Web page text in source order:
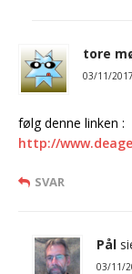
tore
03/11/
følg denne linken :
http://
SVAR
Pål
03/11/